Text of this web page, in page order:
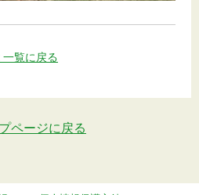
覧に戻る
ページに戻る